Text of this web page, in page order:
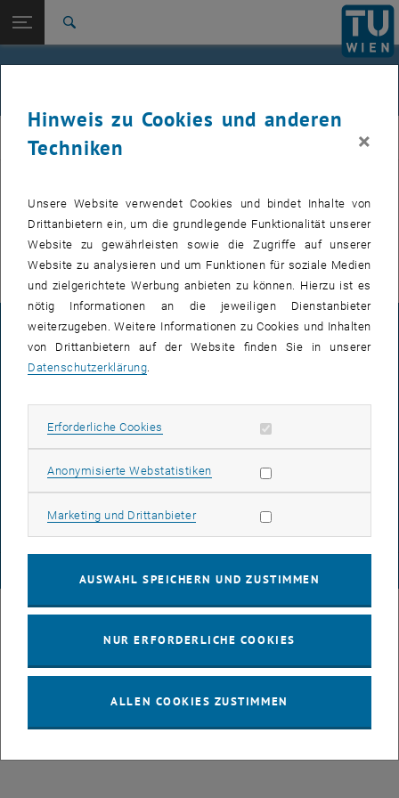
TU Login
Studium
International
Zur 1. Menü Ebene
E307-02-1-Forschungsgruppe Maschinenelemente und
Luftfahrtgetriebe
Zurück: Subseiten von E307-02-1-Forschungsgruppe
Maschinenelemente und
Luftfahrtgetriebe
Veranstaltungen
MEL
VERANSTALTUNGEN VOM 15. JULI 2026
Es gibt keine Veranstaltungen in der aktuellen Ansicht.
IMPRESSUM
COOKIEEINSTELLUNGEN
Hinweis zu Cookies und anderen
Techniken
×
Unsere Website verwendet Cookies und bindet Inhalte von
Drittanbietern ein, um die grundlegende Funktionalität unserer
Website zu gewährleisten sowie die Zugriffe auf unserer
Website zu analysieren und um Funktionen für soziale Medien
und zielgerichtete Werbung anbieten zu können. Hierzu ist es
nötig Informationen an die jeweiligen Dienstanbieter
weiterzugeben. Weitere Informationen zu Cookies und Inhalten
von Drittanbietern auf der Website finden Sie in unserer
Datenschutzerklärung.
Erforderliche Cookies Erforderliche Cookies zulassen
Anonymisierte WebstatistikenStatistik Cookies zulassen
Marketing und DrittanbieterMarketing Cookies zulassen
AUSWAHL SPEICHERN UND ZUSTIMMEN
NUR ERFORDERLICHE COOKIES
ALLEN COOKIES ZUSTIMMEN